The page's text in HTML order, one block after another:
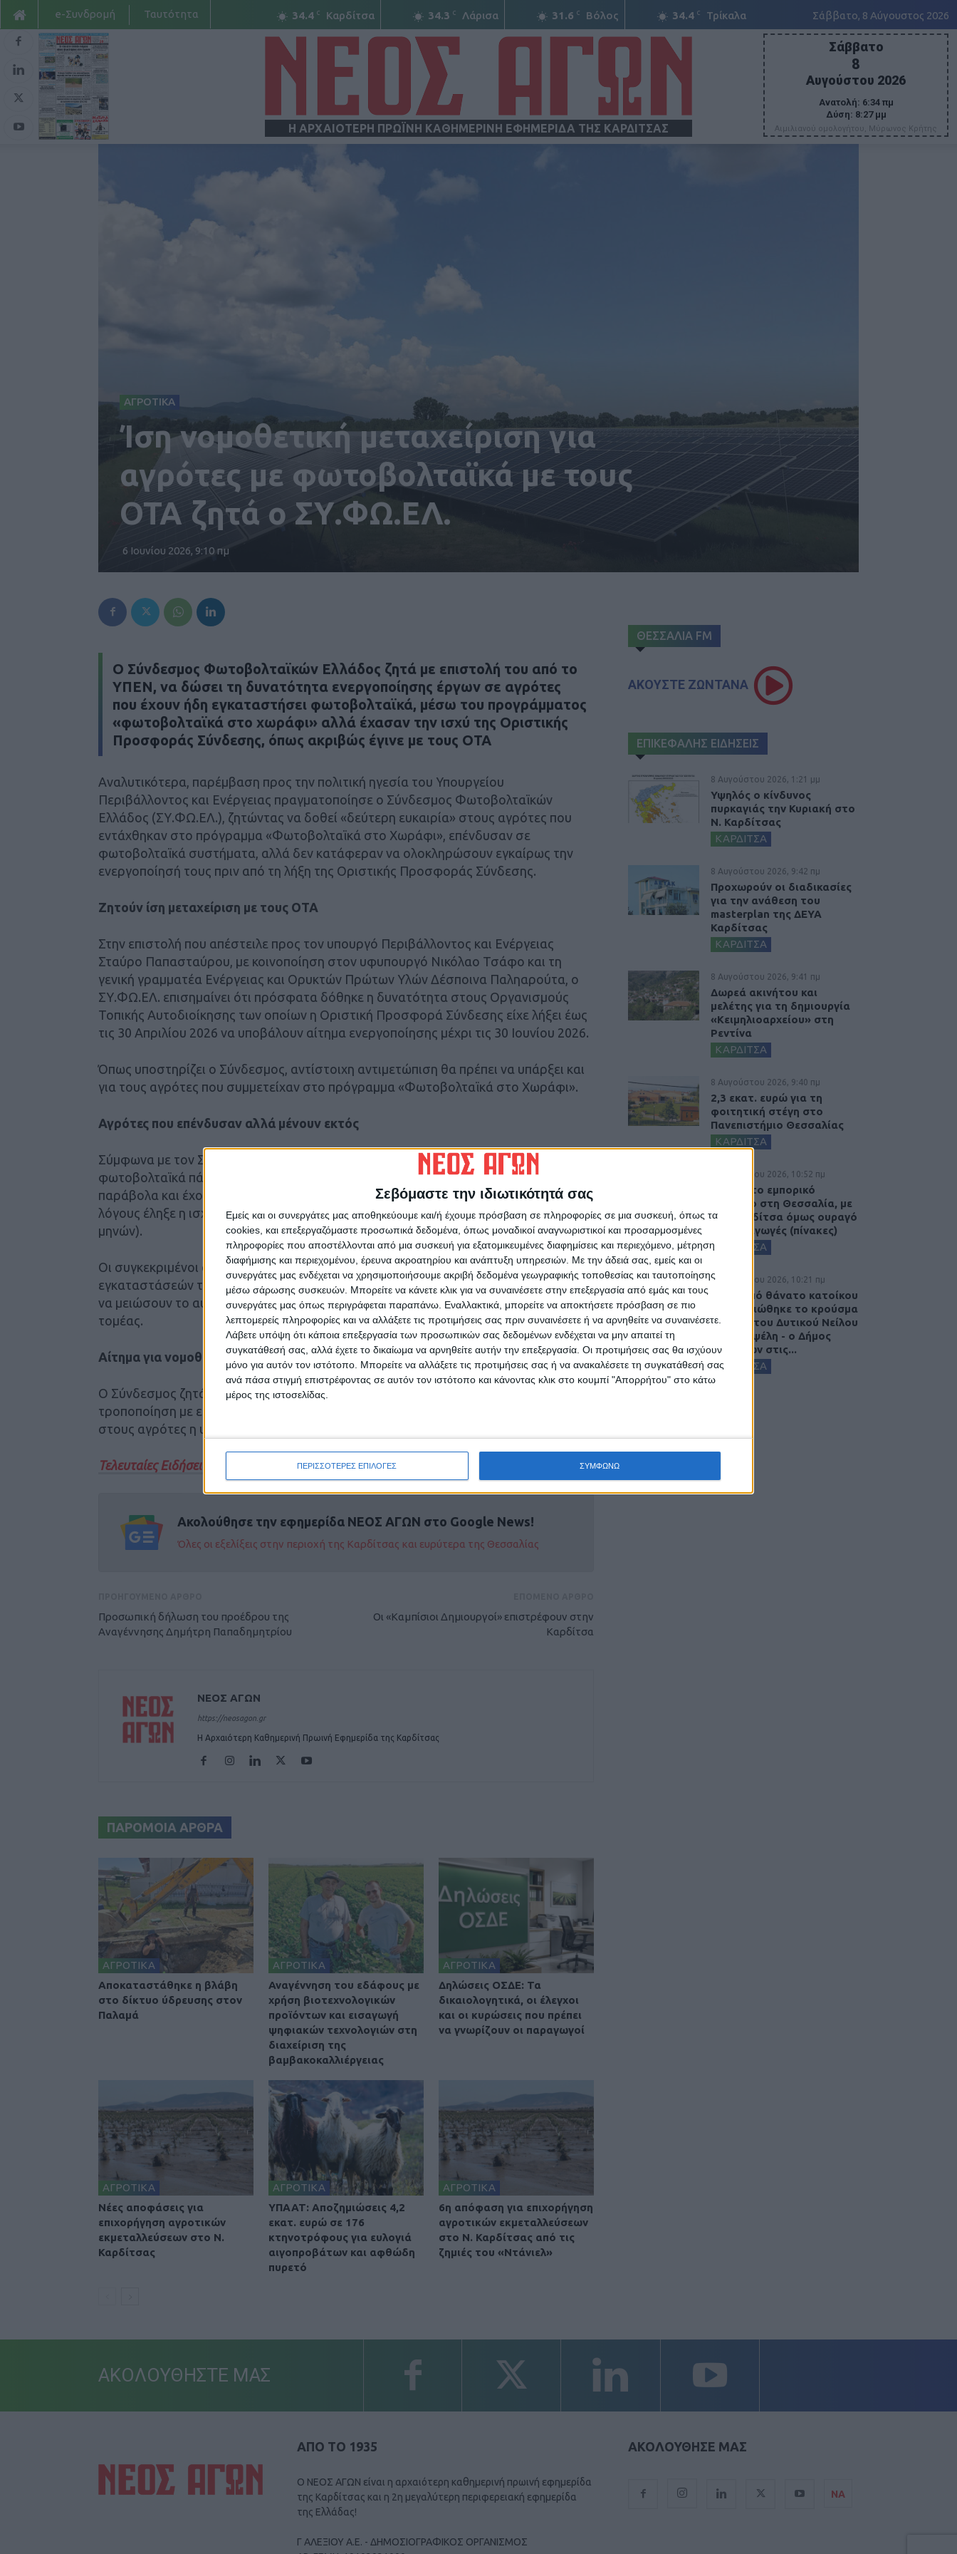
Σεβόμαστε την ιδιωτικότητά σας
Εμείς και οι συνεργάτες μας αποθηκεύουμε και/ή έχουμε πρόσβαση σε πληροφορίες σε μια συσκευή, όπως τα
cookies, και επεξεργαζόμαστε προσωπικά δεδομένα, όπως μοναδικοί αναγνωριστικοί και προσαρμοσμένες
πληροφορίες που αποστέλλονται από μια συσκευή για εξατομικευμένες διαφημίσεις και περιεχόμενο, μέτρηση
διαφήμισης και περιεχομένου, έρευνα ακροατηρίου και ανάπτυξη υπηρεσιών. Με την άδειά σας, εμείς και οι
συνεργάτες μας ενδέχεται να χρησιμοποιήσουμε ακριβή δεδομένα γεωγραφικής τοποθεσίας και ταυτοποίησης
μέσω σάρωσης συσκευών. Μπορείτε να κάνετε κλικ για να συναινέσετε στην επεξεργασία από εμάς και τους
συνεργάτες μας όπως περιγράφεται παραπάνω. Εναλλακτικά, μπορείτε να αποκτήσετε πρόσβαση σε πιο
λεπτομερείς πληροφορίες και να αλλάξετε τις προτιμήσεις σας πριν συναινέσετε ή να αρνηθείτε να συναινέσετε.
Λάβετε υπόψη ότι κάποια επεξεργασία των προσωπικών σας δεδομένων ενδέχεται να μην απαιτεί τη
συγκατάθεσή σας, αλλά έχετε το δικαίωμα να αρνηθείτε αυτήν την επεξεργασία. Οι προτιμήσεις σας θα ισχύουν
μόνο για αυτόν τον ιστότοπο. Μπορείτε να αλλάξετε τις προτιμήσεις σας ή να ανακαλέσετε τη συγκατάθεσή σας
ανά πάσα στιγμή επιστρέφοντας σε αυτόν τον ιστότοπο και κάνοντας κλικ στο κουμπί "Απορρήτου" στο κάτω
μέρος της ιστοσελίδας.
ΠΕΡΙΣΣΟΤΕΡΕΣ ΕΠΙΛΟΓΕΣ ΣΥΜΦΩΝΩ
34.4 C Καρδίτσα 34.3 C Λάρισα 31.6 C Βόλος 34.4 C Τρίκαλα Σάββατο, 8 Αύγουστος 2026
e-Συνδρομή Ταυτότητα
Η ΑΡΧΑΙΟΤΕΡΗ ΠΡΩΪΝΗ ΚΑΘΗΜΕΡΙΝΗ ΕΦΗΜΕΡΙΔΑ ΤΗΣ ΚΑΡΔΙΤΣΑΣ
Σάββατο
8
Αυγούστου 2026
Ανατολή: 6:34 πμ
Δύση: 8:27 μμ
Αιμιλιανού ομολογήτου, Μύρωνος Κρήτης
ΑΓΡΟΤΙΚΑ
Ίση νομοθετική μεταχείριση για
αγρότες με φωτοβολταϊκά με τους
ΟΤΑ ζητά ο ΣΥ.ΦΩ.ΕΛ.
6 Ιουνίου 2026, 9:10 πμ
Ο Σύνδεσμος Φωτοβολταϊκών Ελλάδος ζητά με επιστολή του από το
ΥΠΕΝ, να δώσει τη δυνατότητα ενεργοποίησης έργων σε αγρότες
που έχουν ήδη εγκαταστήσει φωτοβολταϊκά, μέσω του προγράμματος
«φωτοβολταϊκά στο χωράφι» αλλά έχασαν την ισχύ της Οριστικής
Προσφοράς Σύνδεσης, όπως ακριβώς έγινε με τους ΟΤΑ
Αναλυτικότερα, παρέμβαση προς την πολιτική ηγεσία του Υπουργείου
Περιβάλλοντος και Ενέργειας πραγματοποίησε ο Σύνδεσμος Φωτοβολταϊκών
Ελλάδος (ΣΥ.ΦΩ.ΕΛ.), ζητώντας να δοθεί «δεύτερη ευκαιρία» στους αγρότες που
εντάχθηκαν στο πρόγραμμα «Φωτοβολταϊκά στο Χωράφι», επένδυσαν σε
φωτοβολταϊκά συστήματα, αλλά δεν κατάφεραν να ολοκληρώσουν εγκαίρως την
ενεργοποίησή τους πριν από τη λήξη της Οριστικής Προσφοράς Σύνδεσης.
Ζητούν ίση μεταχείριση με τους ΟΤΑ
Στην επιστολή που απέστειλε προς τον υπουργό Περιβάλλοντος και Ενέργειας
Σταύρο Παπασταύρου, με κοινοποίηση στον υφυπουργό Νικόλαο Τσάφο και τη
γενική γραμματέα Ενέργειας και Ορυκτών Πρώτων Υλών Δέσποινα Παληαρούτα, ο
ΣΥ.ΦΩ.ΕΛ. επισημαίνει ότι πρόσφατα δόθηκε η δυνατότητα στους Οργανισμούς
Τοπικής Αυτοδιοίκησης των οποίων η Οριστική Προσφορά Σύνδεσης είχε λήξει έως
τις 30 Απριλίου 2026 να υποβάλουν αίτημα ενεργοποίησης μέχρι τις 30 Ιουνίου 2026.
Όπως υποστηρίζει ο Σύνδεσμος, αντίστοιχη αντιμετώπιση θα πρέπει να υπάρξει και
για τους αγρότες που συμμετείχαν στο πρόγραμμα «Φωτοβολταϊκά στο Χωράφι».
Αγρότες που επένδυσαν αλλά μένουν εκτός
Σύμφωνα με τον ΣΥ.ΦΩ.ΕΛ., πρόκειται για παραγωγούς που έχουν ήδη εγκαταστήσει
φωτοβολταϊκά πάρκα ισχύος από 10 έως 50 kW, έχουν καταβάλει τα απαιτούμενα
παράβολα και έχουν ολοκληρώσει τις επενδύσεις τους, ωστόσο για διάφορους
λόγους έληξε η ισχύς της Οριστικής Προσφοράς Σύνδεσης (μετά την παρέλευση 12
μηνών).
Οι συγκεκριμένοι αγρότες επιδιώκουν την ενεργοποίηση και σύνδεση των
εγκαταστάσεών τους, προκειμένου να αξιοποιήσουν την παραγόμενη ενέργεια και
να μειώσουν το αυξημένο κόστος παραγωγής που αντιμετωπίζει ο πρωτογενής
τομέας.
Αίτημα για νομοθετική ρύθμιση
Ο Σύνδεσμος ζητά από το ΥΠΕΝ να προχωρήσει σε αντίστοιχη νομοθετική
τροποποίηση με εκείνη που εφαρμόστηκε για τους ΟΤΑ, ώστε να επιτραπεί και
στους αγρότες η υποβολή αιτήματος ενεργοποίησης μέχρι το τέλος Ιουνίου 2026.
Τελευταίες Ειδήσεις Σήμερα
Ακολούθησε την εφημερίδα ΝΕΟΣ ΑΓΩΝ στο Google News!
Όλες οι εξελίξεις στην περιοχή της Καρδίτσας και ευρύτερα της Θεσσαλίας
Προσωπική δήλωση του προέδρου της
Αναγέννησης Δημήτρη Παπαδημητρίου
Οι «Καμπίσιοι Δημιουργοί» επιστρέφουν στην
Καρδίτσα
ΝΕΟΣ ΑΓΩΝ
https://neosagon.gr
Η Αρχαιότερη Καθημερινή Πρωινή Εφημερίδα της Καρδίτσας
ΠΑΡΟΜΟΙΑ ΑΡΘΡΑ
ΑΓΡΟΤΙΚΑ
Αποκαταστάθηκε η βλάβη
στο δίκτυο ύδρευσης στον
Παλαμά
ΑΓΡΟΤΙΚΑ
Αναγέννηση του εδάφους με
χρήση βιοτεχνολογικών
προϊόντων και εισαγωγή
ψηφιακών τεχνολογιών στη
διαχείριση της
βαμβακοκαλλιέργειας
ΑΓΡΟΤΙΚΑ
Δηλώσεις ΟΣΔΕ: Τα
δικαιολογητικά, οι έλεγχοι
και οι κυρώσεις που πρέπει
να γνωρίζουν οι παραγωγοί
ΑΓΡΟΤΙΚΑ
Nέες αποφάσεις για
επιχορήγηση αγροτικών
εκμεταλλεύσεων στο Ν.
Καρδίτσας
ΑΓΡΟΤΙΚΑ
ΥΠΑΑΤ: Αποζημιώσεις 4,2
εκατ. ευρώ σε 176
κτηνοτρόφους για ευλογιά
αιγοπροβάτων και αφθώδη
πυρετό
ΑΓΡΟΤΙΚΑ
6η απόφαση για επιχορήγηση
αγροτικών εκμεταλλεύσεων
στο Ν. Καρδίτσας από τις
ζημιές του «Ντάνιελ»
ΘΕΣΣΑΛΙΑ FM
ΑΚΟΥΣΤΕ ΖΩΝΤΑΝΑ
ΕΠΙΚΕΦΑΛΗΣ ΕΙΔΗΣΕΙΣ
8 Αυγούστου 2026, 1:21 μμ
Υψηλός ο κίνδυνος
πυρκαγιάς την Κυριακή στο
Ν. Καρδίτσας
ΚΑΡΔΙΤΣΑ
8 Αυγούστου 2026, 9:42 πμ
Προχωρούν οι διαδικασίες
για την ανάθεση του
masterplan της ΔΕΥΑ
Καρδίτσας
ΚΑΡΔΙΤΣΑ
8 Αυγούστου 2026, 9:41 πμ
Δωρεά ακινήτου και
μελέτης για τη δημιουργία
«Κειμηλιοαρχείου» στη
Ρεντίνα
ΚΑΡΔΙΤΣΑ
8 Αυγούστου 2026, 9:40 πμ
2,3 εκατ. ευρώ για τη
φοιτητική στέγη στο
Πανεπιστήμιο Θεσσαλίας
ΚΑΡΔΙΤΣΑ
7 Αυγούστου 2026, 10:52 πμ
Θετικό το εμπορικό
ισοζύγιο στη Θεσσαλία, με
την Καρδίτσα όμως ουραγό
στις εξαγωγές (πίνακες)
ΚΑΡΔΙΤΣΑ
7 Αυγούστου 2026, 10:21 πμ
Μετά από θάνατο κατοίκου
επιβεβαιώθηκε το κρούσμα
του ιού του Δυτικού Νείλου
στην Κυψέλη - ο Δήμος
Σοφάδων στις...
ΚΑΡΔΙΤΣΑ
ΑΚΟΛΟΥΘΗΣΤΕ ΜΑΣ
ΑΠΟ ΤΟ 1935
Ο ΝΕΟΣ ΑΓΩΝ είναι η αρχαιότερη καθημερινή πρωινή εφημερίδα
της Καρδίτσας και η 2η μεγαλύτερη περιφερειακή εφημερίδα
της Ελλάδας!
Γ ΑΛΕΞΙΟΥ Α.Ε. - ΔΗΜΟΣΙΟΓΡΑΦΙΚΟΣ ΟΡΓΑΝΙΣΜΟΣ
ΑΚΟΛΟΥΘΗΣΕ ΜΑΣ
ΝΑ